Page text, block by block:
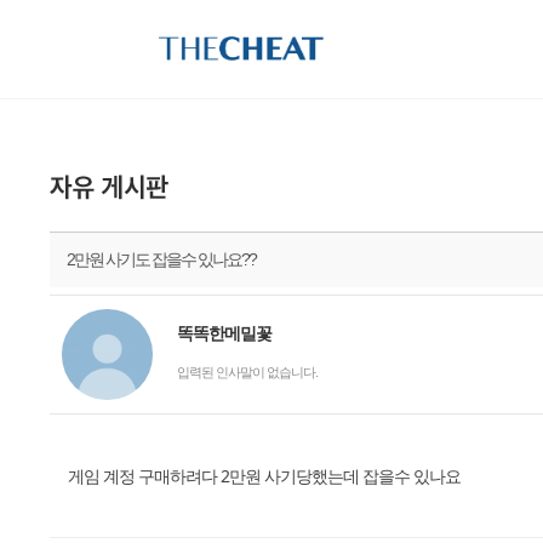
2만원 사기도 잡을수 있나요??
똑똑한메밀꽃
입력된 인사말이 없습니다.
게임 계정 구매하려다 2만원 사기당했는데 잡을수 있나요